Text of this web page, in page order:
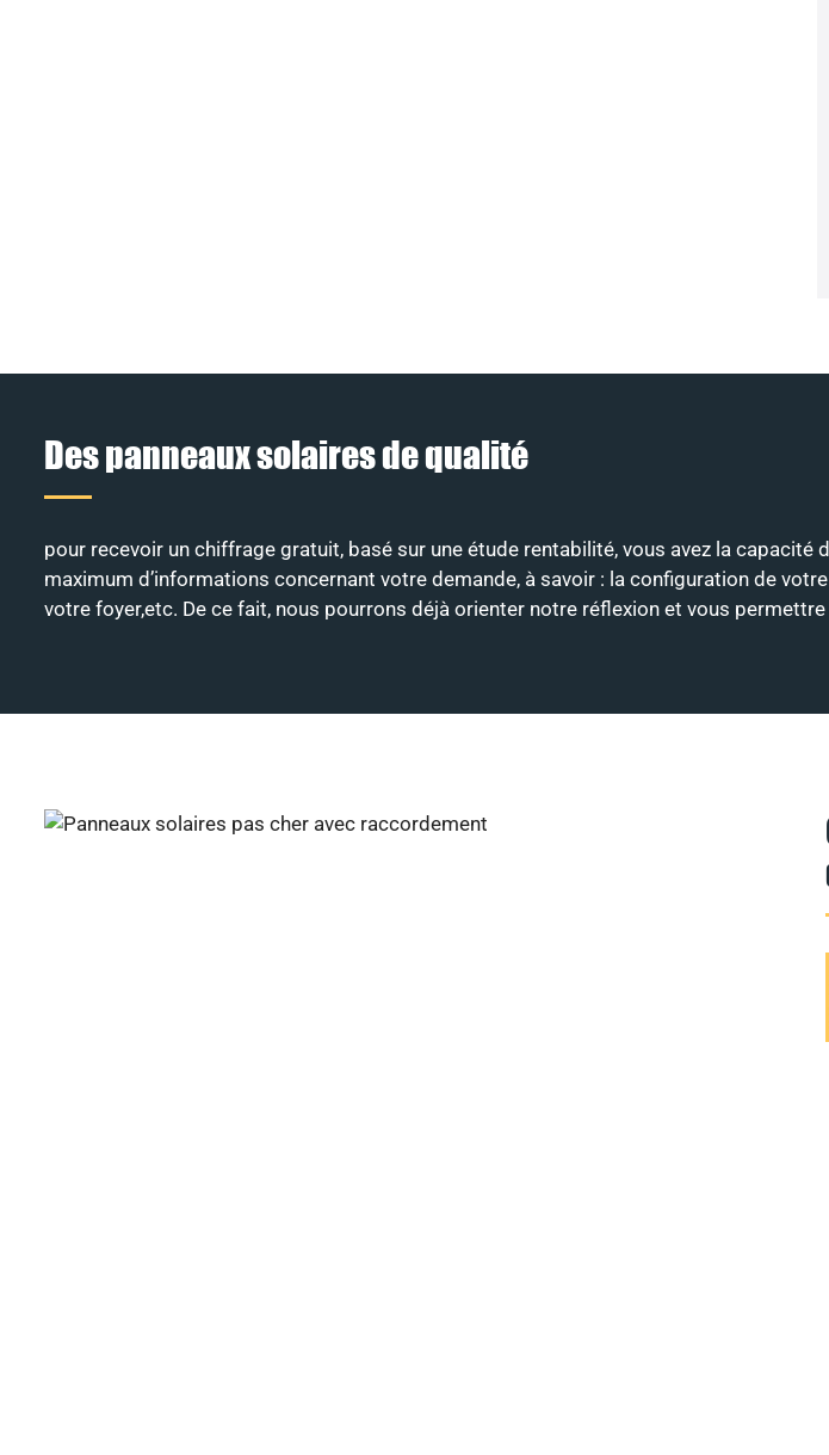
Des panneaux solaires de qualité
pour recevoir un chiffrage gratuit, basé sur une étude rentabilité, vous avez la
maximum d’informations concernant votre demande, à savoir : la configuration de
votre foyer,etc. De ce fait, nous pourrons déjà orienter notre réflexion et vous